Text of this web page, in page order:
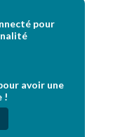
pour
avoir une
!